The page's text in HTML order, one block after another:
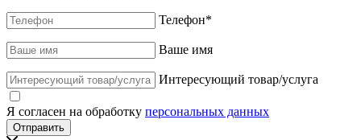
Телефон*
Ваше имя
Интересующий товар/услуга
Я согласен на обработку персональных данных